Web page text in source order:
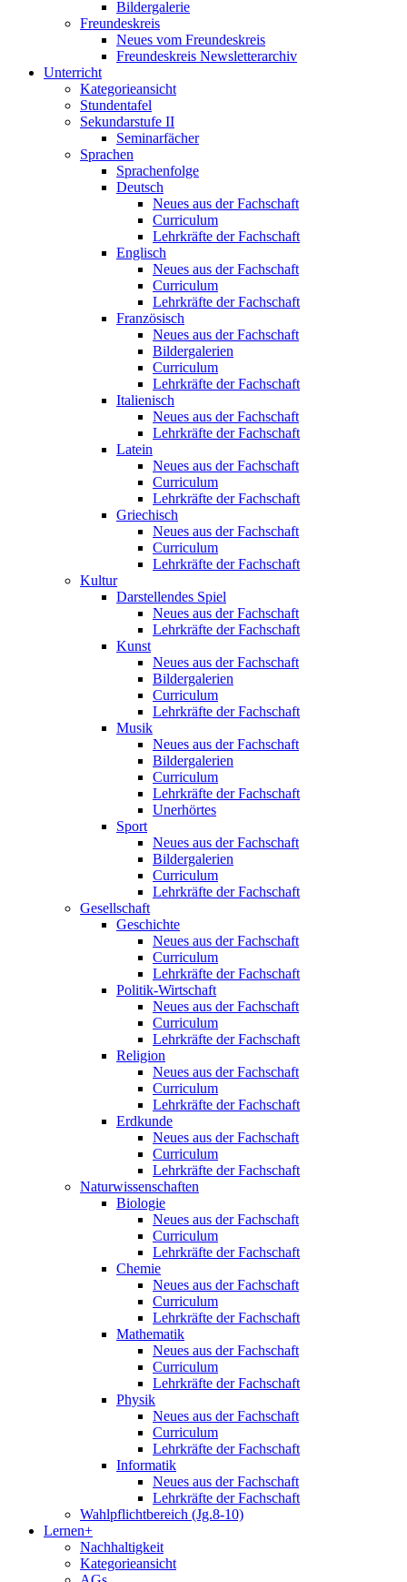
Bildergalerie
Freundeskreis
Neues vom Freundeskreis
Freundeskreis Newsletterarchiv
Unterricht
Kategorieansicht
Stundentafel
Sekundarstufe II
Seminarfächer
Sprachen
Sprachenfolge
Deutsch
Neues aus der Fachschaft
Curriculum
Lehrkräfte der Fachschaft
Englisch
Neues aus der Fachschaft
Curriculum
Lehrkräfte der Fachschaft
Französisch
Neues aus der Fachschaft
Bildergalerien
Curriculum
Lehrkräfte der Fachschaft
Italienisch
Neues aus der Fachschaft
Lehrkräfte der Fachschaft
Latein
Neues aus der Fachschaft
Curriculum
Lehrkräfte der Fachschaft
Griechisch
Neues aus der Fachschaft
Curriculum
Lehrkräfte der Fachschaft
Kultur
Darstellendes Spiel
Neues aus der Fachschaft
Lehrkräfte der Fachschaft
Kunst
Neues aus der Fachschaft
Bildergalerien
Curriculum
Lehrkräfte der Fachschaft
Musik
Neues aus der Fachschaft
Bildergalerien
Curriculum
Lehrkräfte der Fachschaft
Unerhörtes
Sport
Neues aus der Fachschaft
Bildergalerien
Curriculum
Lehrkräfte der Fachschaft
Gesellschaft
Geschichte
Neues aus der Fachschaft
Curriculum
Lehrkräfte der Fachschaft
Politik-Wirtschaft
Neues aus der Fachschaft
Curriculum
Lehrkräfte der Fachschaft
Religion
Neues aus der Fachschaft
Curriculum
Lehrkräfte der Fachschaft
Erdkunde
Neues aus der Fachschaft
Curriculum
Lehrkräfte der Fachschaft
Naturwissenschaften
Biologie
Neues aus der Fachschaft
Curriculum
Lehrkräfte der Fachschaft
Chemie
Neues aus der Fachschaft
Curriculum
Lehrkräfte der Fachschaft
Mathematik
Neues aus der Fachschaft
Curriculum
Lehrkräfte der Fachschaft
Physik
Neues aus der Fachschaft
Curriculum
Lehrkräfte der Fachschaft
Informatik
Neues aus der Fachschaft
Lehrkräfte der Fachschaft
Wahlpflichtbereich (Jg.8-10)
Lernen+
Nachhaltigkeit
Kategorieansicht